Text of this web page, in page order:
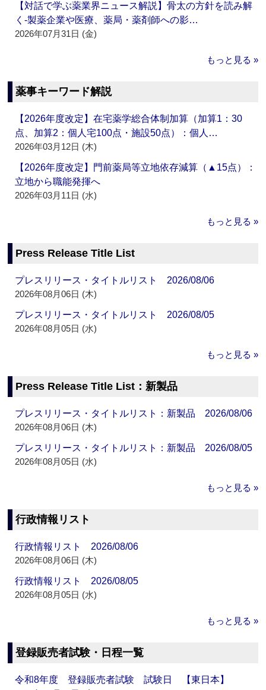
【対話で学ぶ薬業界ニュース解説】骨太の方針を読み解
く‐製薬企業や医療、薬局・薬剤師への影…
2026年07月31日 (金)
もっと見る »
薬事キーワード解説
【2026年度改定】在宅薬学総合体制加算（加算1：30
点、加算2：個人宅100点・施設50点）：個人…
2026年03月12日 (木)
【2026年度改定】門前薬局等立地依存減算（▲15点）：
立地から職能発揮へ
2026年03月11日 (水)
もっと見る »
Press Release Title List
プレスリリース・タイトルリスト 2026/08/06
2026年08月06日 (木)
プレスリリース・タイトルリスト 2026/08/05
2026年08月05日 (水)
もっと見る »
Press Release Title List：新製品
プレスリリース・タイトルリスト：新製品 2026/08/06
2026年08月06日 (木)
プレスリリース・タイトルリスト：新製品 2026/08/05
2026年08月05日 (水)
もっと見る »
行政情報リスト
行政情報リスト 2026/08/06
2026年08月06日 (木)
行政情報リスト 2026/08/05
2026年08月05日 (水)
もっと見る »
登録販売者試験・日程一覧
令和8年度 登録販売者試験 試験日 【東日本】